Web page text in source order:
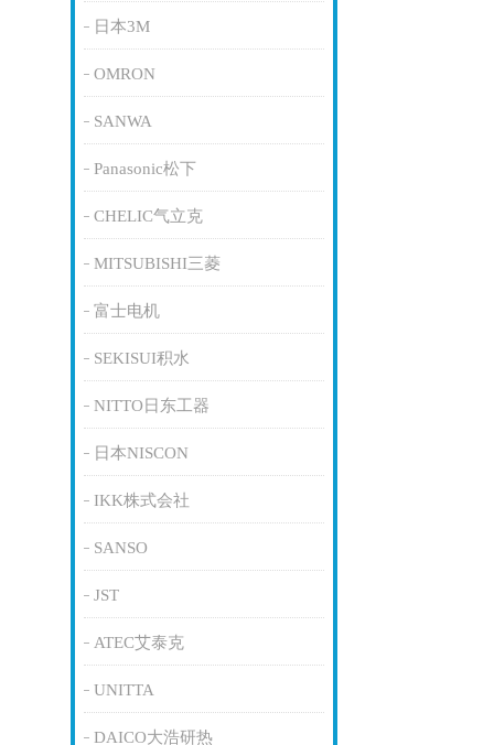
日本3M
OMRON
SANWA
Panasonic松下
CHELIC气立克
MITSUBISHI三菱
富士电机
SEKISUI积水
NITTO日东工器
日本NISCON
IKK株式会社
SANSO
JST
ATEC艾泰克
UNITTA
DAICO大浩研热